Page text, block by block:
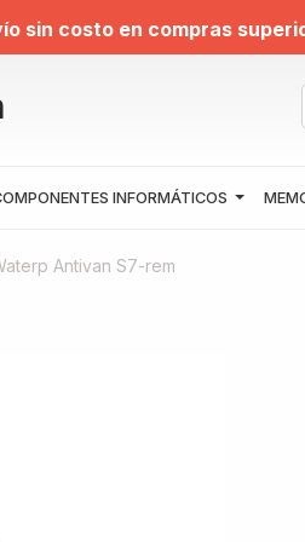
sin costo en compras
INFORMÁTICOS
Antivan S7-rem